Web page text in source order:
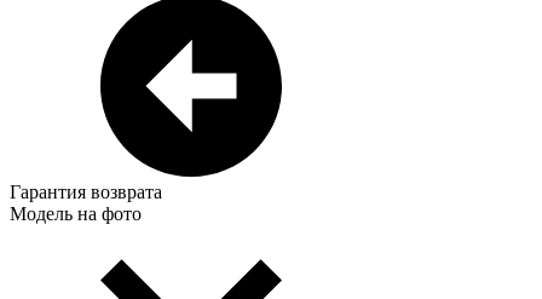
Гарантия возврата
Модель на фото